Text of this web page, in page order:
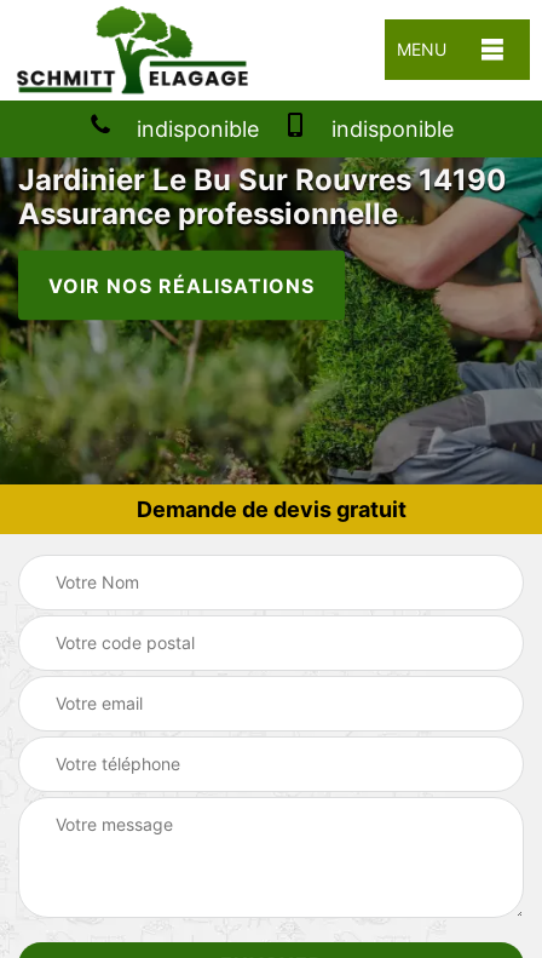
MENU
indisponible indisponible
Jardinier Le Bu Sur Rouvres 14190
Assurance professionnelle
VOIR NOS RÉALISATIONS
Demande de devis gratuit